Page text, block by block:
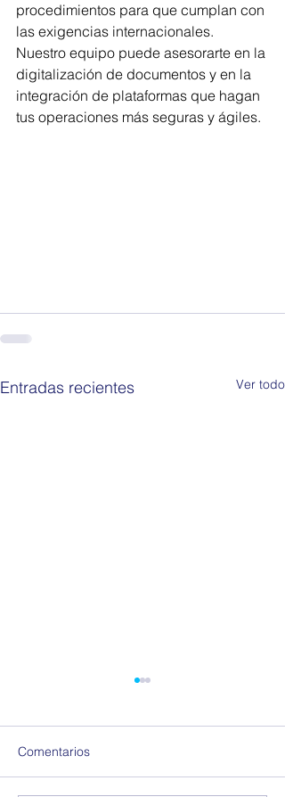
procedimientos para que cumplan con
las exigencias internacionales.
Nuestro equipo puede asesorarte en la
digitalización de documentos y en la
integración de plataformas que hagan
tus operaciones más seguras y ágiles.
Entradas recientes Ver todo
Comentarios